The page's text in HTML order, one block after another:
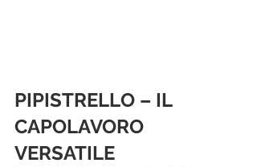
PIPISTRELLO – IL
CAPOLAVORO
VERSATILE